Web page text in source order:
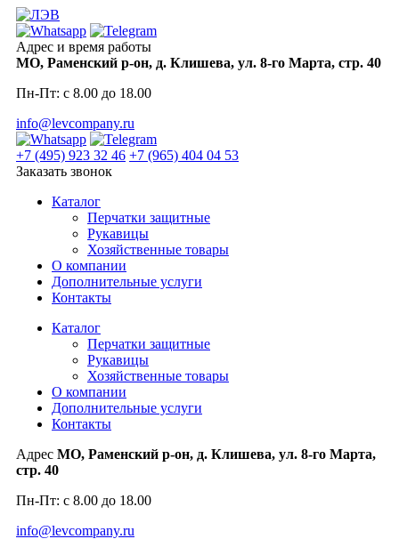
Skip
content
Адрес и время работы
МО, Раменский р-он, д. Клишева, ул. 8-го Марта, стр. 40
Пн-Пт: с 8.00 до 18.00
info@levcompany.ru
+7 (495) 923 32 46 +7 (965) 404 04 53
Заказать звонок
Каталог
Перчатки защитные
Рукавицы
Хозяйственные товары
О компании
Дополнительные услуги
Контакты
Каталог
Перчатки защитные
Рукавицы
Хозяйственные товары
О компании
Дополнительные услуги
Контакты
Адрес МО, Раменский р-он, д. Клишева, ул. 8-го Марта,
стр. 40
Пн-Пт: с 8.00 до 18.00
info@levcompany.ru